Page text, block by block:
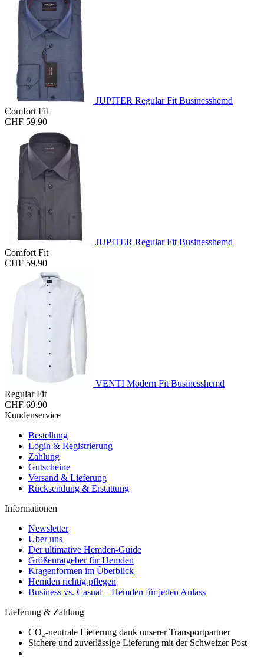
JUPITER Regular Fit Businesshemd
Comfort Fit
CHF 59.90
JUPITER Regular Fit Businesshemd
Comfort Fit
CHF 59.90
VENTI Modern Fit Businesshemd
Regular Fit
CHF 69.90
Kundenservice
Bestellung
Login & Registrierung
Zahlung
Gutscheine
Versand & Lieferung
Rücksendung & Erstattung
Informationen
Newsletter
Über uns
Der ultimative Hemden-Guide
Größenratgeber für Hemden
Kragenformen im Überblick
Hemden richtig pflegen
Business vs. Casual – Hemden für jeden Anlass
Lieferung & Zahlung
CO₂-neutrale Lieferung dank unserer Transportpartner
Sichere und zuverlässige Lieferung mit der Schweizer Post